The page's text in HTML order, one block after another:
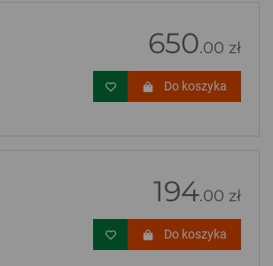
650.00 zł
Do koszyka
194.00 zł
Do koszyka